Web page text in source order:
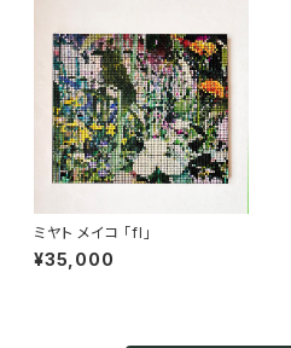
ミヤト メイコ 「fl」
¥35,000